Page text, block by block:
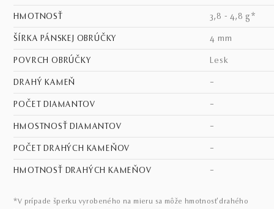
HMOTNOSŤ 3,8 - 4,8 g*
ŠÍRKA PÁNSKEJ OBRÚČKY 4 mm
POVRCH OBRÚČKY lesk
DRAHÝ KAMEŇ –
POČET DIAMANTOV –
HMOSTNOSŤ DIAMANTOV –
POČET DRAHÝCH KAMEŇOV –
HMOTNOSŤ DRAHÝCH KAMEŇOV –
*V prípade šperku vyrobeného na mieru sa môže hmotnosť drahého